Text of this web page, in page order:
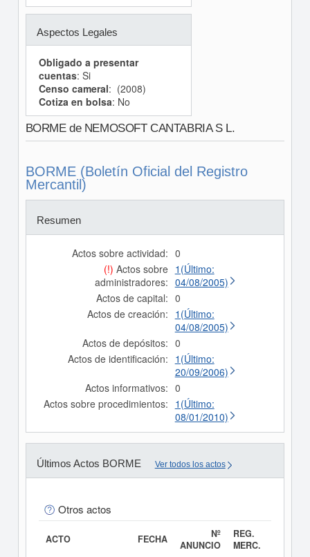
Aspectos Legales
Obligado a presentar
cuentas: Si
Censo cameral: (2008)
Cotiza en bolsa: No
BORME de NEMOSOFT CANTABRIA S L.
BORME (Boletín Oficial del Registro
Mercantil)
Resumen
Actos sobre actividad: 0
(!) Actos sobre
administradores:
1(Último:
04/08/2005)
Actos de capital: 0
Actos de creación: 1(Último:
04/08/2005)
Actos de depósitos: 0
Actos de identificación: 1(Último:
20/09/2006)
Actos informativos: 0
Actos sobre procedimientos: 1(Último:
08/01/2010)
Últimos Actos BORME Ver todos los actos
Otros actos
ACTO FECHA
Nº
ANUNCIO
REG.
MERC.